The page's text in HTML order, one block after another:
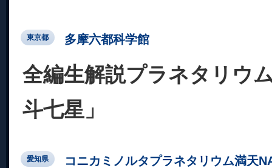
東京都 多摩六都科学館
全編生解説プラネタリウ
斗七星」
愛知県 コニカミノルタプラネタリウム満天